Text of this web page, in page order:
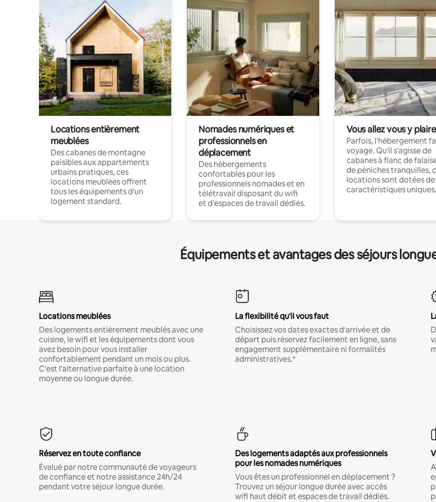
Locations entièrement
meublées
Des cabanes de montagne
paisibles aux appartements
urbains pratiques, ces
locations meublées offrent
tous les équipements d'un
logement standard.
Nomades numériques et
professionnels en
déplacement
Des hébergements
confortables pour les
professionnels nomades et en
télétravail disposant du wifi
et d'espaces de travail dédiés.
Vous allez vous y plaire
Parfois, l'hébergement
voyage. Qu'il s'agisse de
cabanes à flanc de
de péniches tranquilles,
locations sont dotées de
caractéristiques uniques.
Équipements et avantages des séjours
Locations meublées
Des logements entièrement meublés avec une
cuisine, le wifi et les équipements dont vous
avez besoin pour vous installer
confortablement pendant un mois ou plus.
C'est l'alternative parfaite à une location
moyenne ou longue durée.
La flexibilité qu'il vous faut
Choisissez vos dates exactes d'arrivée et de
départ puis réservez facilement en ligne, sans
engagement supplémentaire ni formalités
administratives.*
Réservez en toute confiance
Évalué par notre communauté de voyageurs
de confiance et notre assistance 24h/24
pendant votre séjour longue durée.
Des logements adaptés aux professionnels
pour les nomades numériques
Vous êtes un professionnel en déplacement ?
Trouvez un séjour longue durée avec accès
wifi haut débit et espaces de travail dédiés.